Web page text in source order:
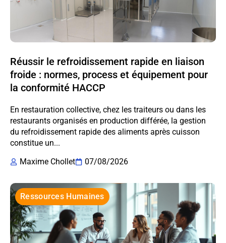
Réussir le refroidissement rapide en liaison
froide : normes, process et équipement pour
la conformité HACCP
En restauration collective, chez les traiteurs ou dans les
restaurants organisés en production différée, la gestion
du refroidissement rapide des aliments après cuisson
constitue un...
Maxime Chollet
07/08/2026
Ressources Humaines